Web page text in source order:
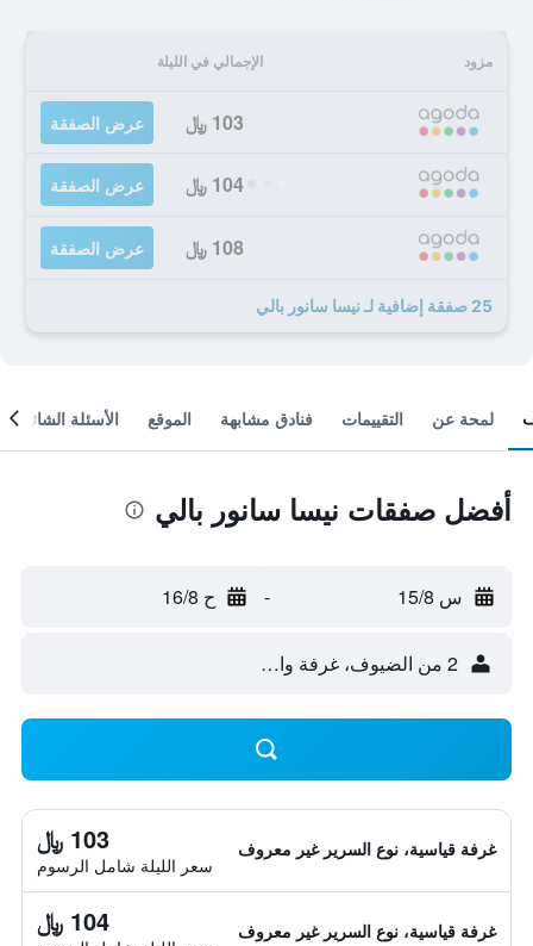
مزود الإجمالي في الليلة
103 ﷼ عرض الصفقة
104 ﷼ عرض الصفقة
108 ﷼ عرض الصفقة
25 صفقة إضافية لـ نيسا سانور بالي
لمحة عن التقييمات فنادق مشابهة الموقع الأسئلة الشائعة
أفضل صفقات نيسا سانور بالي
س 15/8 - ح 16/8
2 من الضيوف، غرفة واحدة
غرفة قياسية، نوع السرير غير معروف 103 ﷼
سعر الليلة شامل الرسوم
غرفة قياسية، نوع السرير غير معروف 104 ﷼